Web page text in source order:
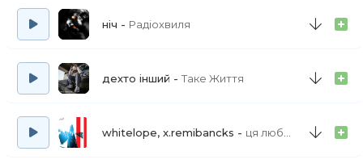
ніч Радіохвиля
дехто інший Таке Життя
whitelope, x.remibancks ця любов фінал фінал